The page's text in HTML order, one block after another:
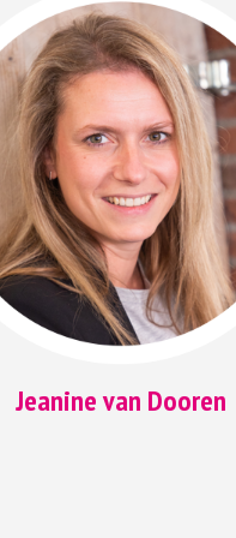
Jeanine van Dooren